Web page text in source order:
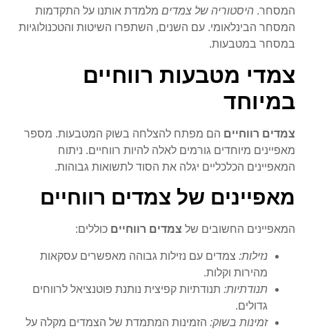
המסחר. היסטוריה של צמדים מלמדת אותנו על התקדמות
המסחר הבינלאומי. עם השנים, השתפרו השיטות והטכנולוגיות
במסחר במטבעות.
צמדי מטבעות רווחיים
במיוחד
צמדים רווחיים הם מפתח להצלחה בשוק המטבעות. מספר
מאפיינים מיוחדים גורמים לאלה להיות רווחיים. ניתוח
המאפיינים הכלכליים יגלה את הסוד לתשואות גבוהות.
מאפיינים של צמדים רווחיים
המאפיינים החשובים של צמדים רווחיים כוללים:
נזילות: צמדים עם נזילות גבוהה מאפשרים עסקאות
מהירות וקלות.
תנודתיות: תנודתיות קפיצית נותנת פוטנציאל לרווחים
גדולים.
זמינות בשוק: הזמינות המתמדת של הצמדים מקלה על